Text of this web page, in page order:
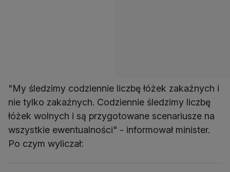
"My śledzimy codziennie liczbę łóżek zakaźnych i
nie tylko zakaźnych. Codziennie śledzimy liczbę
łóżek wolnych i są przygotowane scenariusze na
wszystkie ewentualności" - informował minister.
Po czym wyliczał: